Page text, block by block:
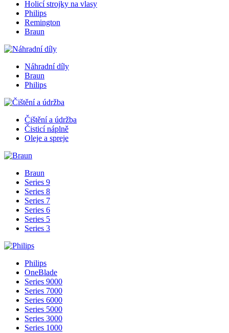
Holicí strojky na vlasy
Philips
Remington
Braun
Náhradní díly
Braun
Philips
Čištění a údržba
Čisticí náplně
Oleje a spreje
Braun
Series 9
Series 8
Series 7
Series 6
Series 5
Series 3
Philips
OneBlade
Series 9000
Series 7000
Series 6000
Series 5000
Series 3000
Series 1000